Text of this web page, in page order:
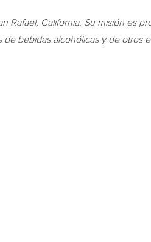
Rafael, California. Su misión es
bebidas alcohólicas y de otros